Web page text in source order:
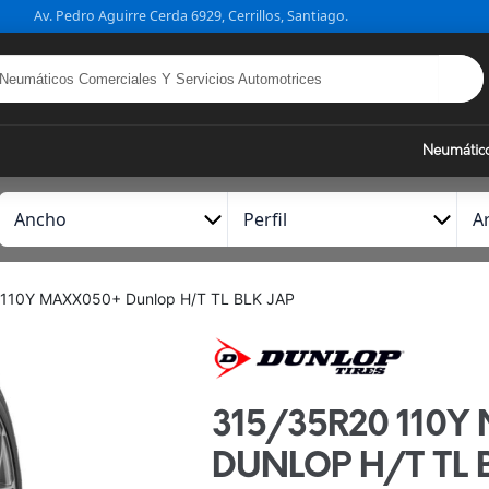
Av. Pedro Aguirre Cerda 6929, Cerrillos, Santiago.
c
o
r
i
o
MAXX050+ Dunlop H/T TL BLK JAP
315/35R20
DUNLOP H/T TL